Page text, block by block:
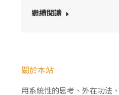
繼續閱讀
關於本站
用系統性的思考、外在功法